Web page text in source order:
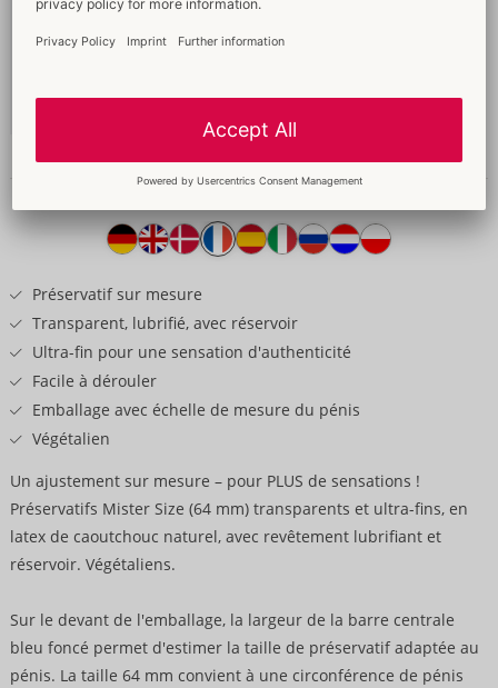
Contenu: 100 Pièce
04159790000-4260605482182 (EAN-13)
Informations détaillées
Texte
Préservatif sur mesure
Transparent, lubrifié, avec réservoir
Ultra-fin pour une sensation d'authenticité
Facile à dérouler
Emballage avec échelle de mesure du pénis
Végétalien
Un ajustement sur mesure – pour PLUS de sensations !
Préservatifs Mister Size (64 mm) transparents et ultra-fins, en
latex de caoutchouc naturel, avec revêtement lubrifiant et
réservoir. Végétaliens.
Sur le devant de l'emballage, la largeur de la barre centrale
bleu foncé permet d'estimer la taille de préservatif adaptée au
pénis. La taille 64 mm convient à une circonférence de pénis